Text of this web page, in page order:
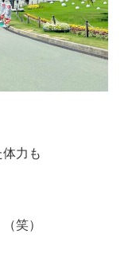
力も
笑）